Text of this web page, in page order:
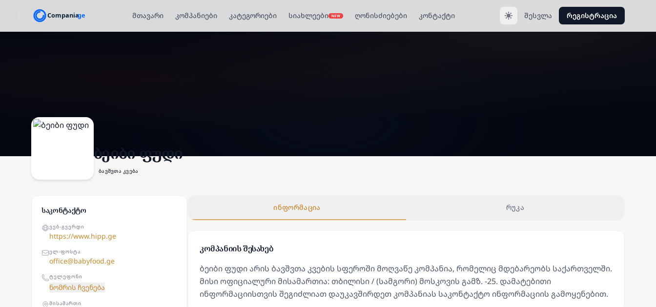
მთავარი კომპანიები კატეგორიები სიახლეები NEW ღონისძიებები კონტაქტი შესვლა რეგისტრაცია
ბეიბი ფუდი
ბავშვთა კვება
საკონტაქტო
ᲕᲔᲑ-ᲒᲕᲔᲠᲓᲘ
https://www.hipp.ge
ᲔᲚ-ᲤᲝᲡᲢᲐ
office@babyfood.ge
ᲢᲔᲚᲔᲤᲝᲜᲘ
ნომრის ჩვენება
ᲛᲘᲡᲐᲛᲐᲠᲗᲘ
ინფორმაცია რუკა
კომპანიის შესახებ
ბეიბი ფუდი არის ბავშვთა კვების სფეროში მოღვაწე კომპანია, რომელიც მდებარეობს საქართველში.
მისი ოფიციალური მისამართია: თბილისი / (სამგორი) მოსკოვის გამზ. -25. დამატებითი
ინფორმაციისთვის შეგიძლიათ დაუკავშირდეთ კომპანიას საკონტაქტო ინფორმაციის გამოყენებით.